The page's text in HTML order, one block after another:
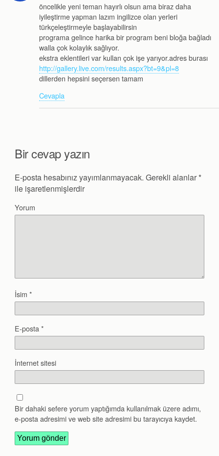
öncelikle yeni teman hayırlı olsun ama biraz daha
iyileştirme yapman lazım ingilizce olan yerleri
türkçeleştirmeyle başlayabilirsin
programa gelince harika bir program beni bloğa bağladı
walla çok kolaylık sağlıyor.
ekstra eklentileri var kullan çok işe yarıyor.adres burası
http://gallery.live.com/results.aspx?bt=9&pl=8
dillerden hepsini seçersen tamam
Cevapla
Bir cevap yazın
E-posta hesabınız yayımlanmayacak. Gerekli alanlar *
ile işaretlenmişlerdir
Yorum
İsim *
E-posta*
İnternet sitesi
Bir dahaki sefere yorum yaptığımda kullanılmak üzere adımı,
e-posta adresimi ve web site adresimi bu tarayıcıya kaydet.